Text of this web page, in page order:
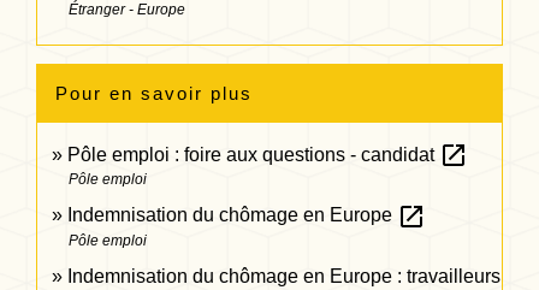
Étranger - Europe
Pour en savoir plus
Pôle emploi : foire aux questions - candidat open_in_new
Pôle emploi
Indemnisation du chômage en Europe open_in_new
Pôle emploi
Indemnisation du chômage en Europe : travailleurs